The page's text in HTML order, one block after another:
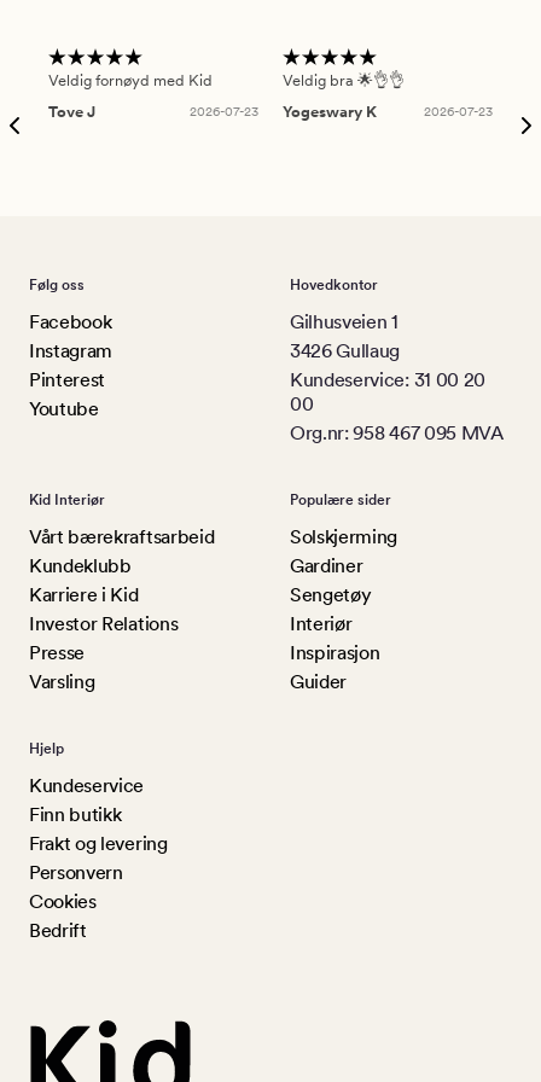
Veldig fornøyd med Kid
Tove J
2026-07-23
Veldig bra 🌟👌👌
Yogeswary K
2026-07-23
Følg oss
Facebook
Instagram
Pinterest
Youtube
Hovedkontor
Gilhusveien 1
3426 Gullaug
Kundeservice: 31 00 20
00
Org.nr: 958 467 095 MVA
Kid Interiør
Vårt bærekraftsarbeid
Kundeklubb
Karriere i Kid
Investor Relations
Presse
Varsling
Populære sider
Solskjerming
Gardiner
Sengetøy
Interiør
Inspirasjon
Guider
Hjelp
Kundeservice
Finn butikk
Frakt og levering
Personvern
Cookies
Bedrift